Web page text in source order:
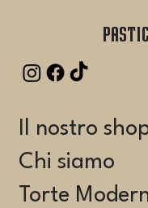
Il nostro
Chi siamo
Torte